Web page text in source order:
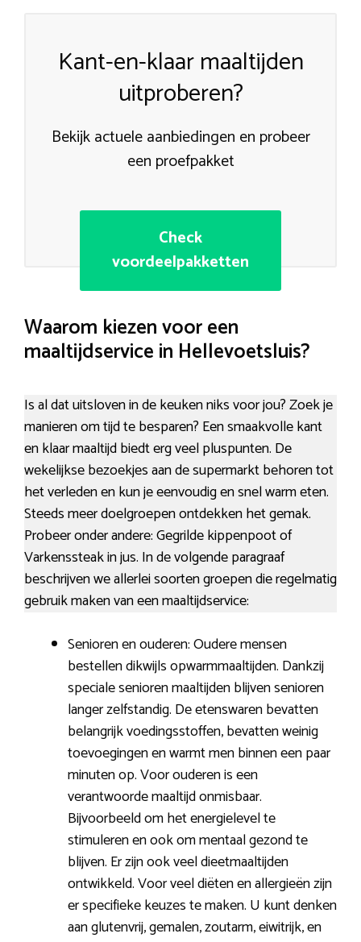
Kant-en-klaar maaltijden
uitproberen?
Bekijk actuele aanbiedingen en probeer
een proefpakket
Check
voordeelpakketten
Waarom kiezen voor een
maaltijdservice in Hellevoetsluis?
Is al dat uitsloven in de keuken niks voor jou? Zoek je
manieren om tijd te besparen? Een smaakvolle kant
en klaar maaltijd biedt erg veel pluspunten. De
wekelijkse bezoekjes aan de supermarkt behoren tot
het verleden en kun je eenvoudig en snel warm eten.
Steeds meer doelgroepen ontdekken het gemak.
Probeer onder andere: Gegrilde kippenpoot of
Varkenssteak in jus. In de volgende paragraaf
beschrijven we allerlei soorten groepen die regelmatig
gebruik maken van een maaltijdservice:
Senioren en ouderen: Oudere mensen
bestellen dikwijls opwarmmaaltijden. Dankzij
speciale senioren maaltijden blijven senioren
langer zelfstandig. De etenswaren bevatten
belangrijk voedingsstoffen, bevatten weinig
toevoegingen en warmt men binnen een paar
minuten op. Voor ouderen is een
verantwoorde maaltijd onmisbaar.
Bijvoorbeeld om het energielevel te
stimuleren en ook om mentaal gezond te
blijven. Er zijn ook veel dieetmaaltijden
ontwikkeld. Voor veel diëten en allergieën zijn
er specifieke keuzes te maken. U kunt denken
aan glutenvrij, gemalen, zoutarm, eiwitrijk, en